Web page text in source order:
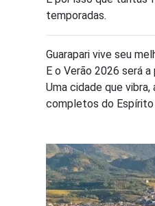
temporadas.
Guarapari vive seu
E o Verão 2026 será a
Uma cidade que
completos do Espírito